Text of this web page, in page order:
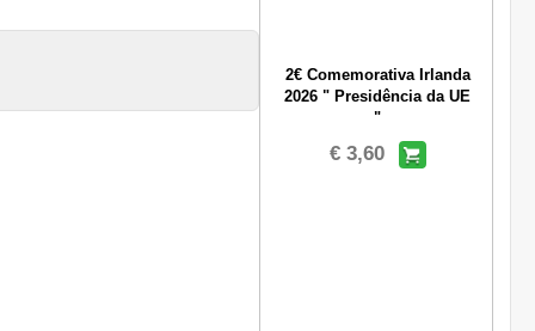
2€ Comemorativa Irlanda
2026 " Presidência da UE
"
€ 3,60